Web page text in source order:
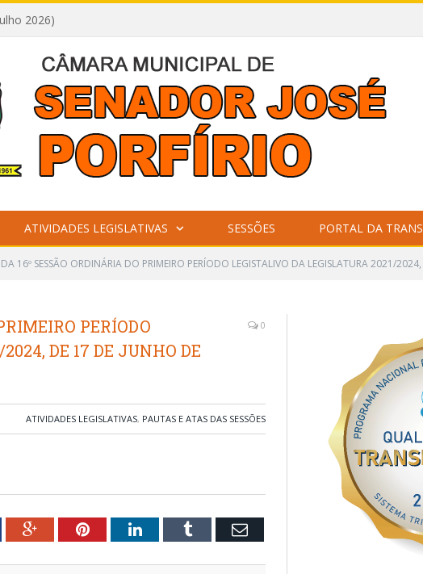
2026)
ATIVIDADES LEGISLATIVAS SESSÕES PORTAL DA
16º SESSÃO ORDINÁRIA DO PRIMEIRO PERÍODO LEGISTALIVO DA LEGISLATURA 2021/
PERÍODO
DE 17 DE JUNHO DE
0
ATIVIDADES LEGISLATIVAS, PAUTAS E ATAS DAS SESSÕES
Google+PinterestLinkedInTumblr Email